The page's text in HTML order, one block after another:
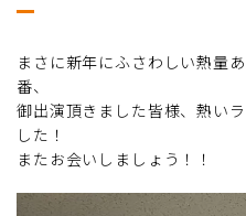
まさに新年にふさわしい熱量
番、
御出演頂きました皆様、熱い
した！
またお会いしましょう！！